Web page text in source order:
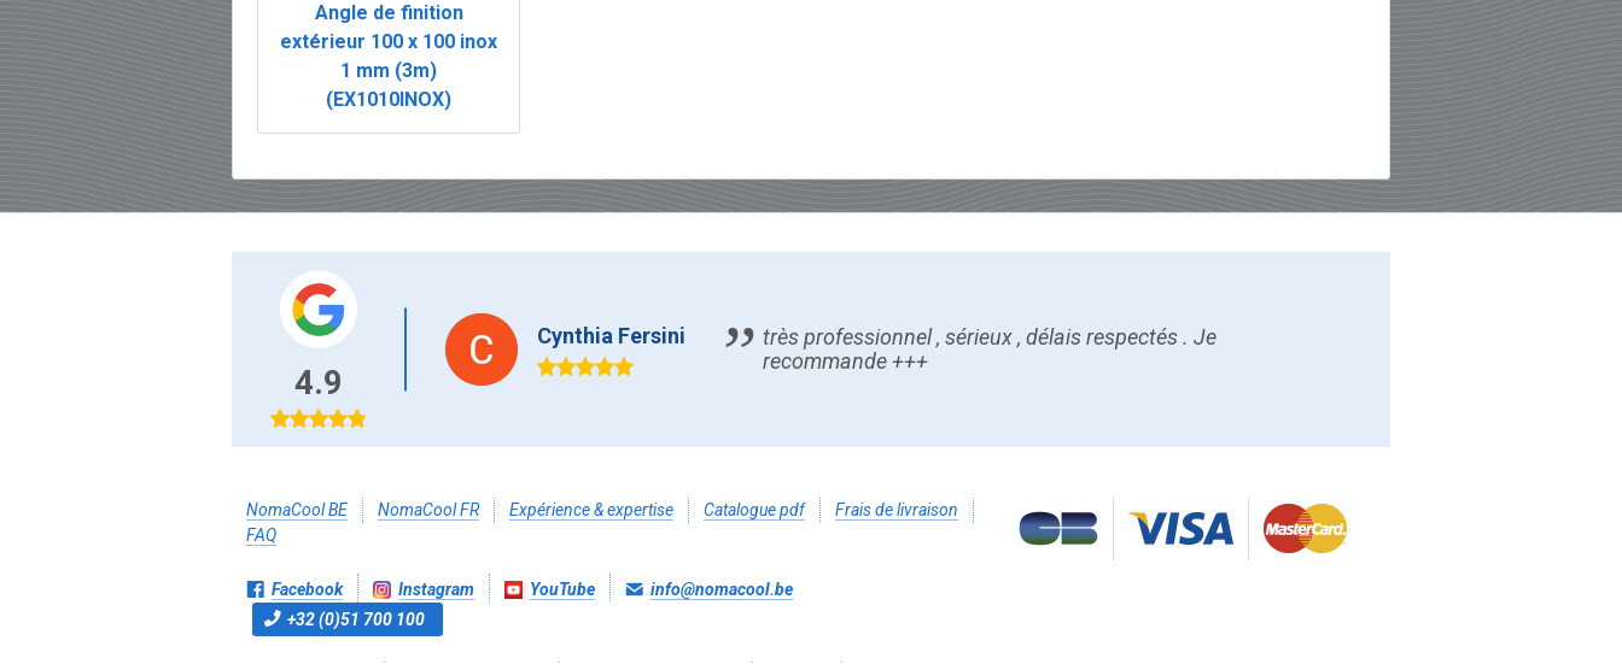
Angle de finition
extérieur 100 x 100 inox
1 mm (3m)
(EX1010INOX)
4.9
Cynthia Fersini
très professionnel , sérieux , délais respectés . Je
recommande +++
NomaCool BE NomaCool FR Expérience & expertise Catalogue pdf
Frais de livraison
FAQ
Facebook Instagram YouTube
info@nomacool.be
+32 (0)51 700 100